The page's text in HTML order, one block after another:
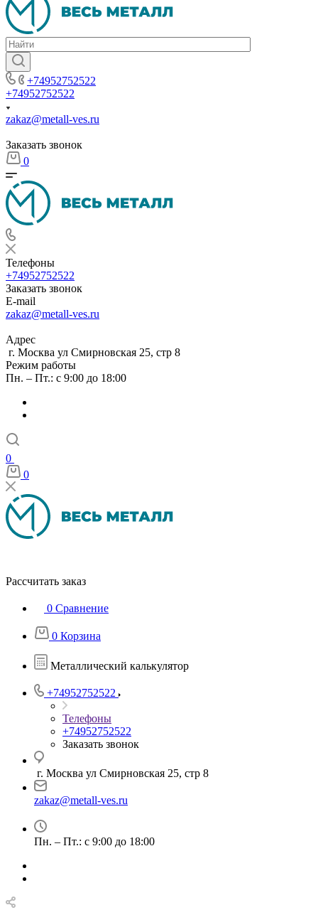
+74952752522
+74952752522
zakaz@metall-ves.ru
Заказать звонок
0
Телефоны
+74952752522
Заказать звонок
E-mail
zakaz@metall-ves.ru
Адрес
г. Москва ул Смирновская 25, стр 8
Режим работы
Пн. – Пт.: с 9:00 до 18:00
0
0
Рассчитать заказ
0 Сравнение
0 Корзина
Металлический калькулятор
+74952752522
Телефоны
+74952752522
Заказать звонок
г. Москва ул Смирновская 25, стр 8
zakaz@metall-ves.ru
Пн. – Пт.: с 9:00 до 18:00